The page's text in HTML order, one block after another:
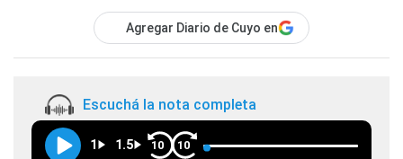
Agregar Diario de Cuyo en
Escuchá la nota completa
1 1.5 10 10